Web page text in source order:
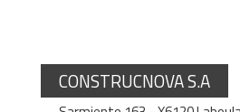
CONSTRUCNOVA S.A